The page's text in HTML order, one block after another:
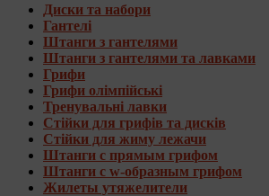
Диски та набори
Гантелі
Штанги з гантелями
Штанги з гантелями та лавками
Грифи
Грифи олімпійські
Тренувальні лавки
Стійки для грифів та дисків
Стійки для жиму лежачи
Штанги с прямым грифом
Штанги с w-образным грифом
Жилеты утяжелители